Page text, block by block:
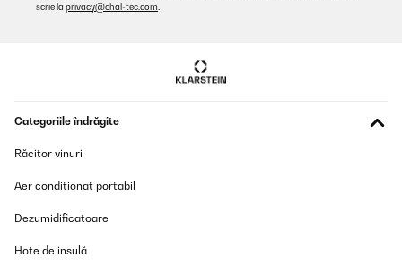
Bin sehr zufrieden, macht was er soll, für 2 groß genug, sehr gut
Amazon-Benutzer
fatto un ottimo acquisto , non ha assolutamente nulla da
scrie la privacy@chal-tec.com
Categoriile îndrăgite
Răcitor vinuri
Aer conditionat portabil
Dezumidificatoare
Hote de insulă